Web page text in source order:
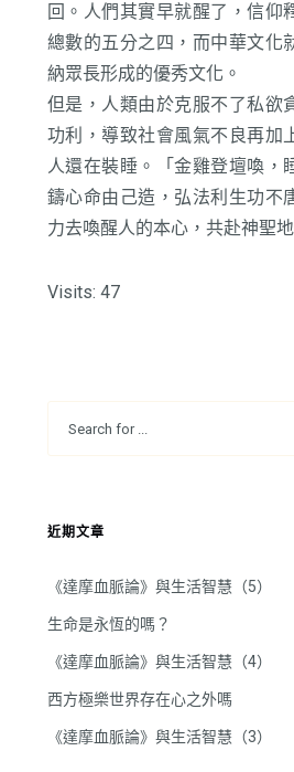
回。人們其實早就醒了，信仰
總數的五分之四，而中華文化
納眾長形成的優秀文化。
但是，人類由於克服不了私欲
功利，導致社會風氣不良再加
人還在裝睡。「金雞登壇喚，
鑄心命由己造，弘法利生功不
力去喚醒人的本心，共赴神聖地
Visits: 47
近期文章
《達摩血脈論》與生活智慧（5）
生命是永恆的嗎？
《達摩血脈論》與生活智慧（4）
西方極樂世界存在心之外嗎
《達摩血脈論》與生活智慧（3）